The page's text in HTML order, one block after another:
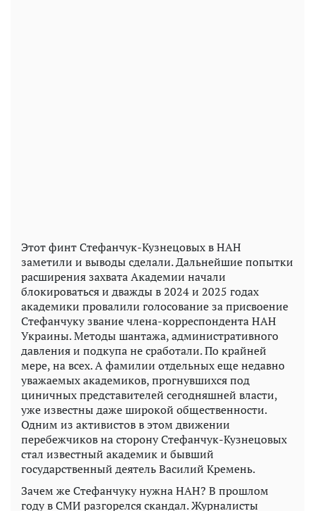
Этот финт Стефанчук-Кузнецовых в НАН
заметили и выводы сделали. Дальнейшие попытки
расширения захвата Академии начали
блокироваться и дважды в 2024 и 2025 годах
академики провалили голосование за присвоение
Стефанчуку звание члена-корреспондента НАН
Украины. Методы шантажа, административного
давления и подкупа не сработали. По крайней
мере, на всех. А фамилии отдельных еще недавно
уважаемых академиков, прогнувшихся под
циничных представителей сегодняшней власти,
уже известны даже широкой общественности.
Одним из активистов в этом движении
перебежчиков на сторону Стефанчук-Кузнецовых
стал известный академик и бывший
государственный деятель Василий Кремень.
Зачем же Стефанчуку нужна НАН? В прошлом
году в СМИ разгорелся скандал. Журналисты